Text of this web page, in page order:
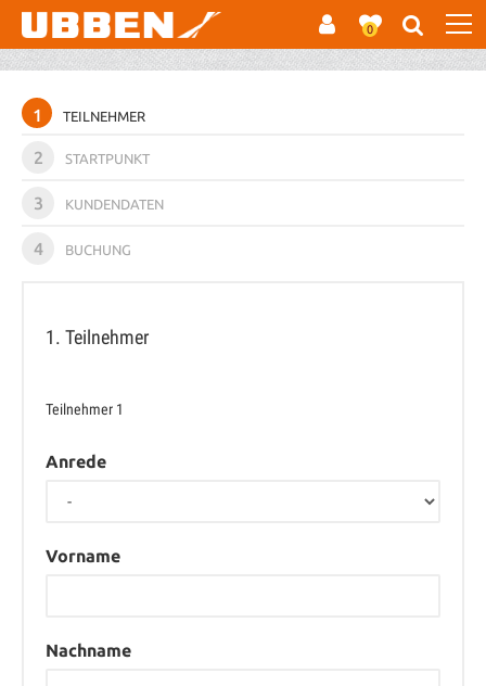
0
1 TEILNEHMER
2 STARTPUNKT
3 KUNDENDATEN
4 BUCHUNG
1. Teilnehmer
Teilnehmer 1
Anrede
Vorname
Nachname